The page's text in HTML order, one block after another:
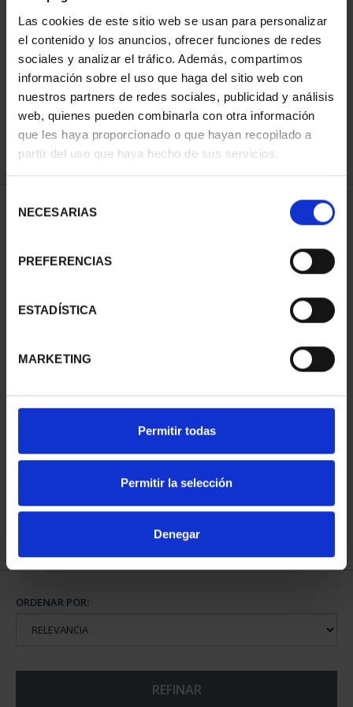
Las cookies de este sitio web se usan para personalizar
el contenido y los anuncios, ofrecer funciones de redes
sociales y analizar el tráfico. Además, compartimos
información sobre el uso que haga del sitio web con
nuestros partners de redes sociales, publicidad y análisis
web, quienes pueden combinarla con otra información
que les haya proporcionado o que hayan recopilado a
partir del uso que haya hecho de sus servicios.
NECESARIAS
PREFERENCIAS
ESTADÍSTICA
MARKETING
Permitir todas
Permitir la selección
Denegar
ORDENAR POR:
REFINAR
2 Productos encontrados
DE LA HUMANIDAD
COLE...
PATRIMONIO DE LA
HU...
Sólo para usuarios
ORDENAR POR:
REFINAR